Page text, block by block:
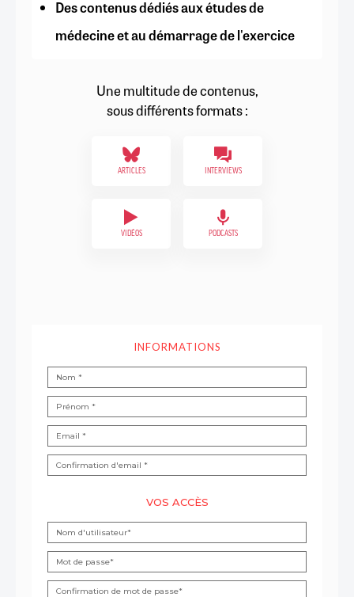
Des contenus dédiés aux études de
médecine et au démarrage de l'exercice
Une multitude de contenus,
sous différents formats :
ARTICLES INTERVIEWS
VIDÉOS PODCASTS